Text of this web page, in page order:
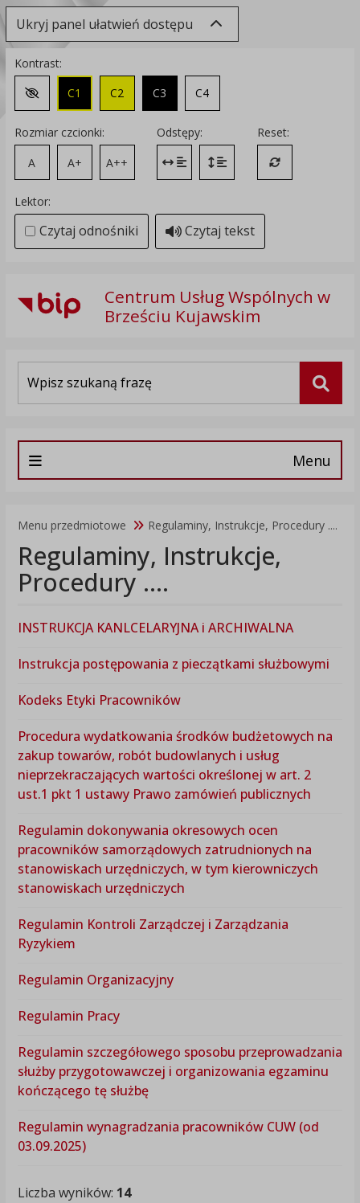
Ukryj panel ułatwień dostępu
Kontrast:
Zmień kontrast na domyślny
C1 C2 C3 C4
Rozmiar czcionki:
A
A+ A++
Odstępy:
Zmień odstęp między literami
Zmień interlinię i margines
Reset:
Przywróć
Lektor:
Czytaj odnośniki Czytaj tekst
Centrum Usług Wspólnych w
Brześciu Kujawskim
Menu
Menu przedmiotowe Regulaminy, Instrukcje, Procedury ....
Regulaminy, Instrukcje,
Procedury ....
INSTRUKCJA KANLCELARYJNA i ARCHIWALNA
Instrukcja postępowania z pieczątkami służbowymi
Kodeks Etyki Pracowników
Procedura wydatkowania środków budżetowych na
zakup towarów, robót budowlanych i usług
nieprzekraczających wartości określonej w art. 2
ust.1 pkt 1 ustawy Prawo zamówień publicznych
Regulamin dokonywania okresowych ocen
pracowników samorządowych zatrudnionych na
stanowiskach urzędniczych, w tym kierowniczych
stanowiskach urzędniczych
Regulamin Kontroli Zarządczej i Zarządzania
Ryzykiem
Regulamin Organizacyjny
Regulamin Pracy
Regulamin szczegółowego sposobu przeprowadzania
służby przygotowawczej i organizowania egzaminu
kończącego tę służbę
Regulamin wynagradzania pracowników CUW (od
03.09.2025)
Liczba wyników: 14